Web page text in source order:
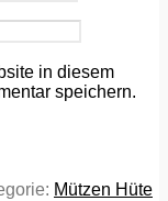
in diesem
speichern.
Mützen Hüte